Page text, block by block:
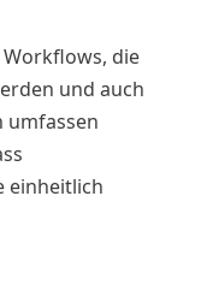
die
und auch
umfassen
einheitlich